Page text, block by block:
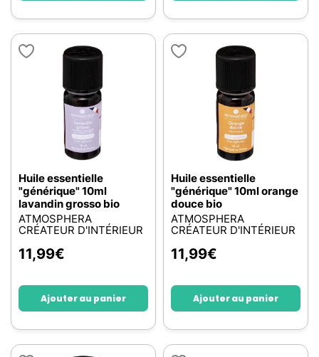
Huile essentielle
"générique" 10ml
lavandin grosso bio
ATMOSPHERA
CRÉATEUR D'INTÉRIEUR
11,99€
Ajouter au panier
Huile essentielle
"générique" 10ml orange
douce bio
ATMOSPHERA
CRÉATEUR D'INTÉRIEUR
11,99€
Ajouter au panier